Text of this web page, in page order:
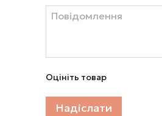
Оцініть товар
Надіслати